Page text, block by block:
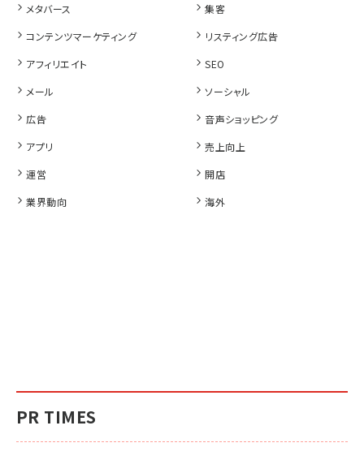
PR TIMES
メタバース
集客
コンテンツマーケティング
リスティング広告
アフィリエイト
SEO
メール
ソーシャル
広告
音声ショッピング
アプリ
売上向上
運営
開店
業界動向
海外